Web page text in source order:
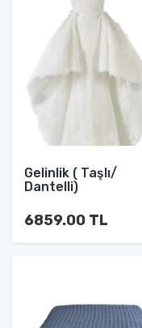
Gelinlik ( Taşlı/
Dantelli)
6859.00 TL